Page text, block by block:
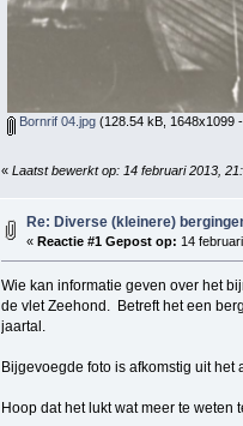
Bornrif 04.jpg (128.54 kB, 1648x1099
« Laatst bewerkt op: 14 februari 2013,
Re: Diverse (kleinere)
« Reactie #1 Gepost op: 14
Wie kan informatie geven over het
de vlet Zeehond. Betreft het een
jaartal.
Bijgevoegde foto is afkomstig uit
Hoop dat het lukt wat meer te weten